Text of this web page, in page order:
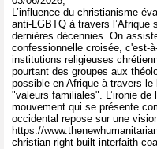
L’influence du christianisme
anti-LGBTQ à travers
dernières décennies. On
confessionnelle croisée, c'est-
institutions religieuses
pourtant des groupes aux
possible en Afrique à travers
"valeurs familiales". L’ironie
mouvement qui se présente
occidental repose sur une
https://
christian-right-built-interfaith-